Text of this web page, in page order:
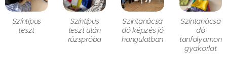
Színtípus
teszt
Színtípus
teszt után
rúzspróba
Színtanácsa
dó képzés jó
hangulatban
Színtanácsa
dó
tanfolyamon
gyakorlat